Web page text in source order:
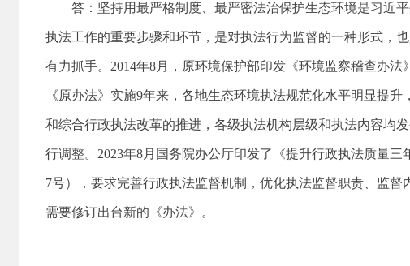
答：坚持用最严格制度、最严密法治保护生态环境是习近
执法工作的重要步骤和环节，是对执法行为监督的一种形式，
有力抓手。2014年8月，原环境保护部印发《环境监察稽查办法
《原办法》实施9年来，各地生态环境执法规范化水平明显提
和综合行政执法改革的推进，各级执法机构层级和执法内容均
行调整。2023年8月国务院办公厅印发了《提升行政执法质量
7号），要求完善行政执法监督机制，优化执法监督职责、监督
需要修订出台新的《办法》。